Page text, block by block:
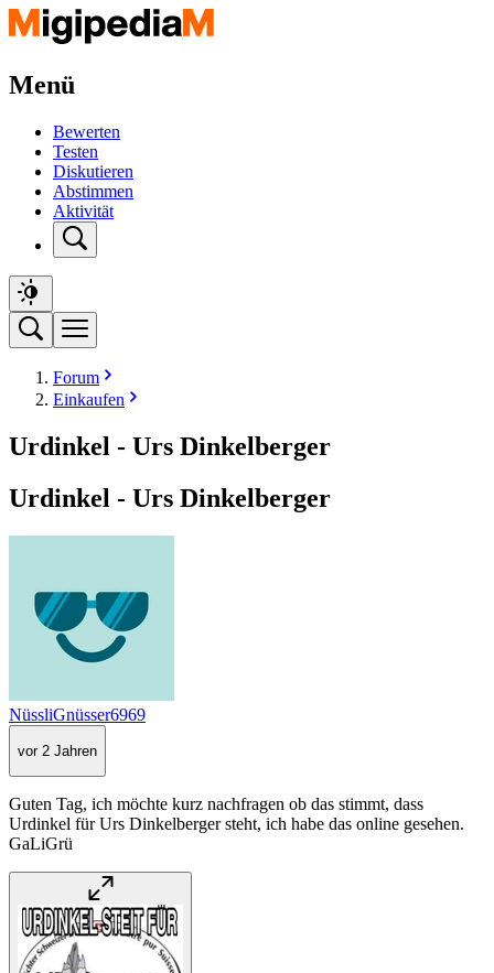
Menü
Bewerten
Testen
Diskutieren
Abstimmen
Aktivität
Forum
Einkaufen
Urdinkel - Urs Dinkelberger
Urdinkel - Urs Dinkelberger
NüssliGnüsser6969
vor 2 Jahren
Guten Tag, ich möchte kurz nachfragen ob das stimmt, dass
Urdinkel für Urs Dinkelberger steht, ich habe das online gesehen.
GaLiGrü